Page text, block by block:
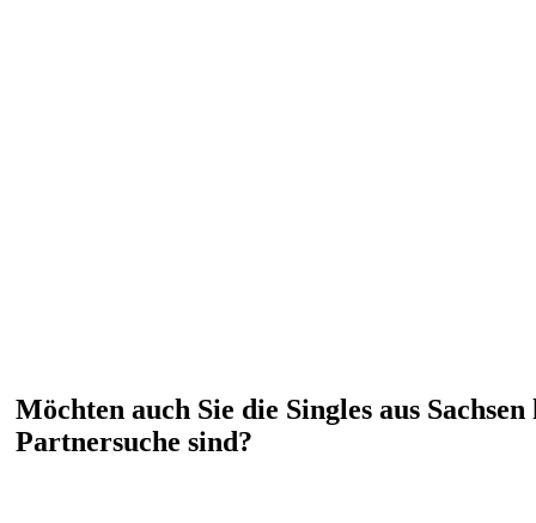
Möchten auch Sie die Singles aus
Partnersuche sind?